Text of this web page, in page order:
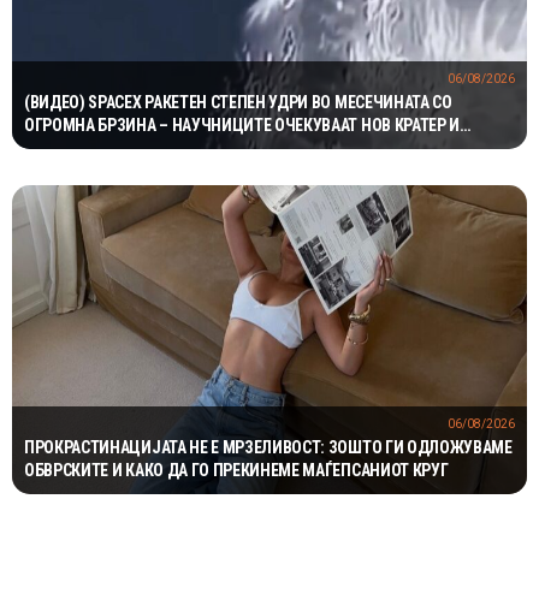
(ВИДЕО) SPACEX РАКЕТЕН СТЕПЕН УДРИ ВО МЕСЕЧИНАТА СО
ОГРОМНА БРЗИНА – НАУЧНИЦИТЕ ОЧЕКУВААТ НОВ КРАТЕР И
ВАЖНИ СОЗНАНИЈА
06/08/2026
ПРОКРАСТИНАЦИЈАТА НЕ Е МРЗЕЛИВОСТ: ЗОШТО ГИ ОДЛОЖУВАМЕ
ОБВРСКИТЕ И КАКО ДА ГО ПРЕКИНЕМЕ МАЃЕПСАНИОТ КРУГ
06/08/2026